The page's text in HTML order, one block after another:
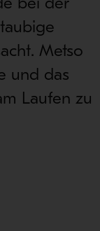
Metso
und das
Laufen zu